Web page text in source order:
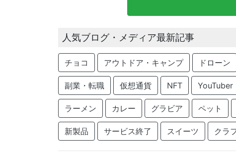
人気ブログ・メディア最新記事
チョコ アウトドア・キャンプ ドローン
副業・転職 仮想通貨 NFT YouTuber
ラーメン カレー グラビア ペット
新製品 サービス終了 スイーツ クラ